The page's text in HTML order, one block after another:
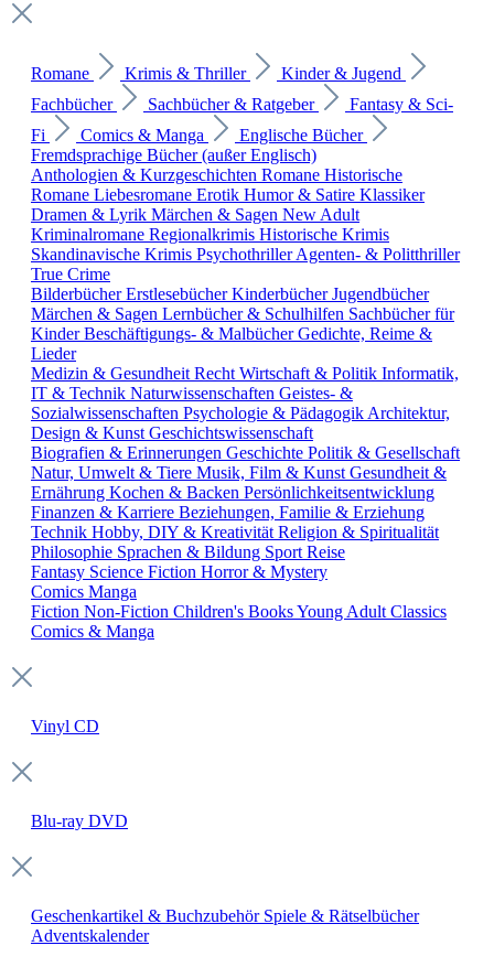
Romane Krimis & Thriller
Kinder & Jugend
Fachbücher
Sachbücher & Ratgeber
Fantasy & Sci-
Fi
Comics & Manga
Englische Bücher
Fremdsprachige Bücher (außer Englisch)
Anthologien & Kurzgeschichten Romane Historische
Romane Liebesromane Erotik Humor & Satire Klassiker
Dramen & Lyrik Märchen & Sagen New Adult
Kriminalromane Regionalkrimis Historische Krimis
Skandinavische Krimis PsychothrillerAgenten- & Politthriller
True Crime
BilderbücherErstlesebücherKinderbücherJugendbücher
Märchen & Sagen Lernbücher & Schulhilfen Sachbücher für
KinderBeschäftigungs- & MalbücherGedichte, Reime &
Lieder
Medizin & Gesundheit Recht Wirtschaft & Politik Informatik,
IT & Technik Naturwissenschaften Geistes- &
Sozialwissenschaften Psychologie & Pädagogik Architektur,
Design & Kunst Geschichtswissenschaft
Biografien & Erinnerungen Geschichte Politik & Gesellschaft
Natur, Umwelt & Tiere Musik, Film & Kunst Gesundheit &
Ernährung Kochen & Backen Persönlichkeitsentwicklung
Finanzen & Karriere Beziehungen, Familie & Erziehung
Technik Hobby, DIY & Kreativität Religion & Spiritualität
Philosophie Sprachen & Bildung Sport Reise
Fantasy Science Fiction Horror & Mystery
Comics Manga
Fiction Non-Fiction Children's BooksYoung Adult Classics
Comics & Manga
Vinyl CD
Blu-ray DVD
Geschenkartikel & Buchzubehör Spiele & Rätselbücher
Adventskalender